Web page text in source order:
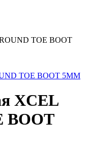
TOE BOOT
XCEL
BOOT